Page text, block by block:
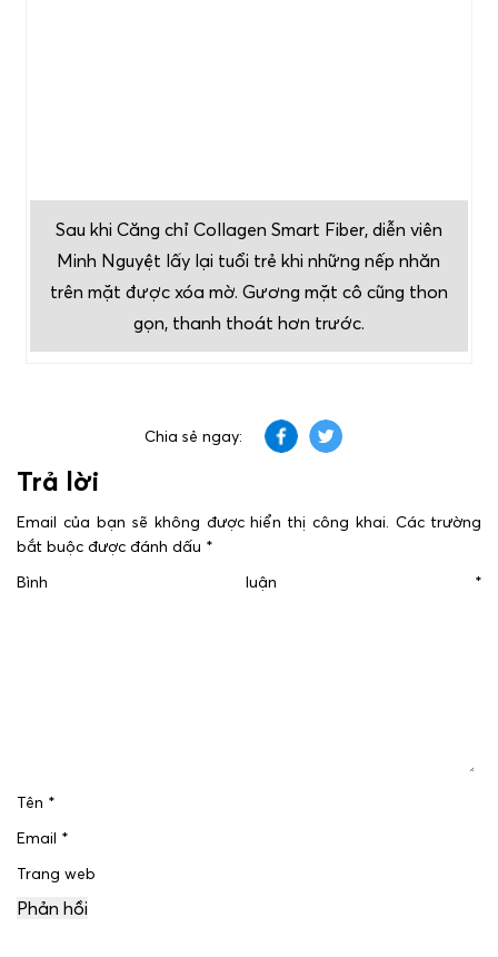
Sau khi Căng chỉ Collagen Smart Fiber, diễn viên
Minh Nguyệt lấy lại tuổi trẻ khi những nếp nhăn
trên mặt được xóa mờ. Gương mặt cô cũng thon
gọn, thanh thoát hơn trước.
Chia sẻ ngay:
Trả lời
Email của bạn sẽ không được hiển thị công khai. Các trường
bắt buộc được đánh dấu *
Bình luận *
Tên *
Email *
Trang web